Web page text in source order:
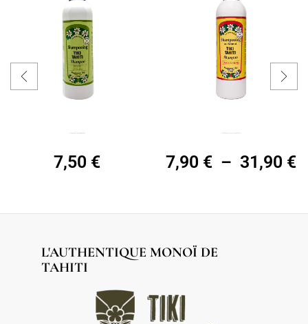
7,50 € 7,90 € – 31,90 €
L'AUTHENTIQUE MONOÏ DE
TAHITI